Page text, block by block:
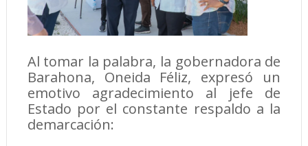
Al tomar la palabra, la gobernadora de
Barahona, Oneida Féliz, expresó un
emotivo agradecimiento al jefe de
Estado por el constante respaldo a la
demarcación: